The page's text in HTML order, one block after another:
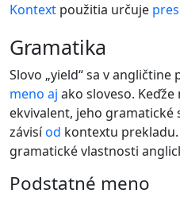
Kontext použitia určuje
gramatika
Slovo „yield“ sa v angličtine
meno aj ako sloveso.
ekvivalent, jeho gramatické
závisíod kontextu prekladu.
gramatické vlastnosti
Podstatné meno